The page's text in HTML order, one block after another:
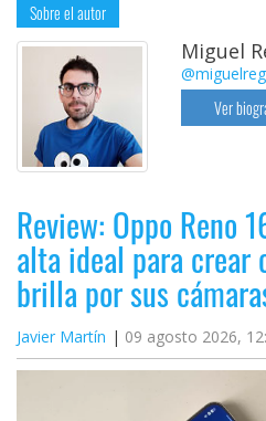
Sobre el autor
Miguel
Ver
Review: Oppo Reno
alta ideal para crear
brilla por sus
Javier Martín 09 agosto 2026,